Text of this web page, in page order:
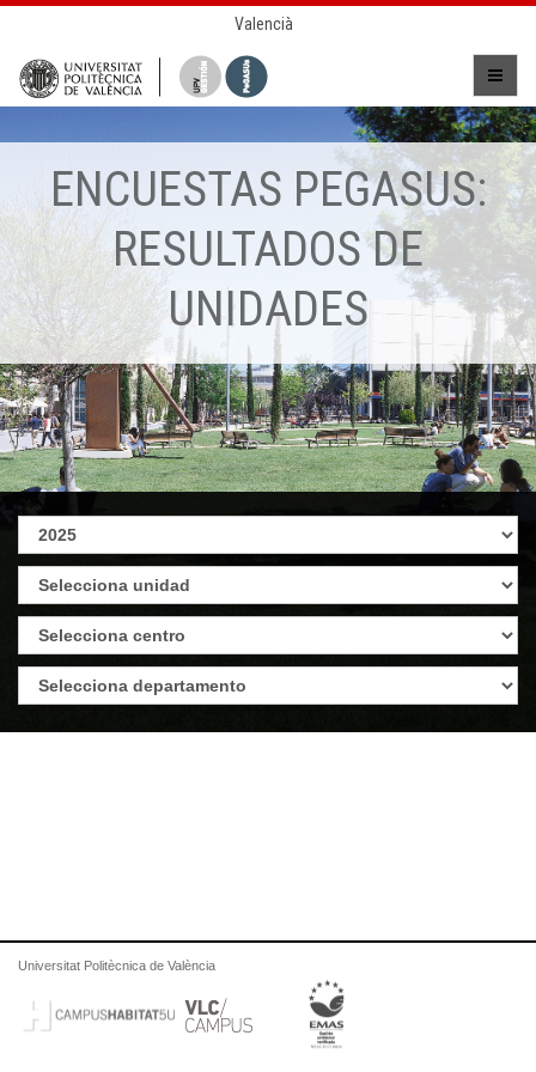
Valencià
ENCUESTAS PEGASUS:
RESULTADOS DE
UNIDADES
Universitat Politècnica de València